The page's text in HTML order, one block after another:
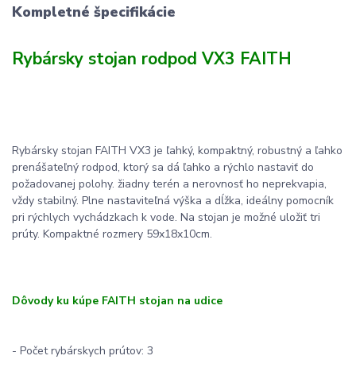
Kompletné špecifikácie
Rybársky stojan rodpod VX3 FAITH
Rybársky stojan FAITH VX3 je ľahký, kompaktný, robustný a ľahko
prenášateľný rodpod, ktorý sa dá ľahko a rýchlo nastaviť do
požadovanej polohy. žiadny terén a nerovnosť ho neprekvapia,
vždy stabilný. Plne nastaviteľná výška a dĺžka, ideálny pomocník
pri rýchlych vychádzkach k vode. Na stojan je možné uložiť tri
prúty. Kompaktné rozmery 59x18x10cm.
Dôvody ku kúpe FAITH stojan na udice
- Počet rybárskych prútov: 3